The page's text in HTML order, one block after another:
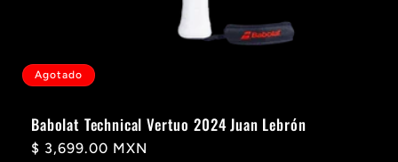
Agotado
Babolat Technical Vertuo 2024 Juan Lebrón
Precio
$ 3,699.00 MXN